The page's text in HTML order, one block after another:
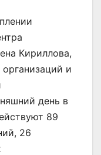
Кириллова,
и
день в
89
26